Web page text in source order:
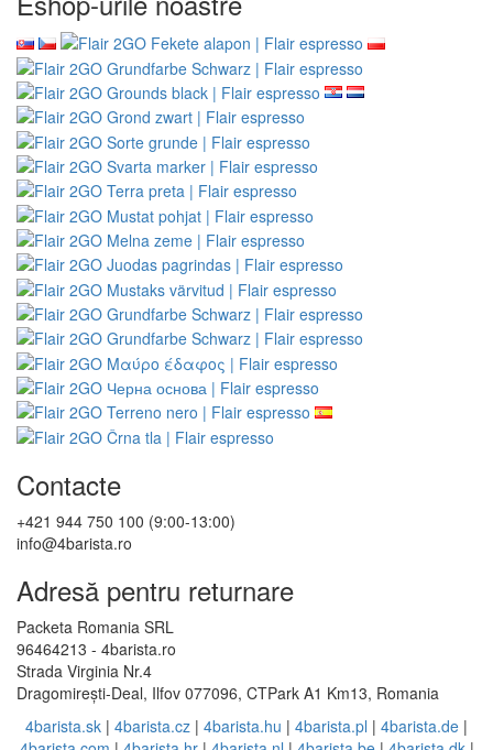
Contacte
+421 944 750 100 (9:00-13:00)
info@4barista.ro
Adresă pentru returnare
Packeta Romania SRL
96464213 - 4barista.ro
Strada Virginia Nr.4
Dragomirești-Deal, Ilfov 077096, CTPark A1 Km13, Romania
4barista.sk | 4barista.cz | 4barista.hu | 4barista.pl | 4barista.de |